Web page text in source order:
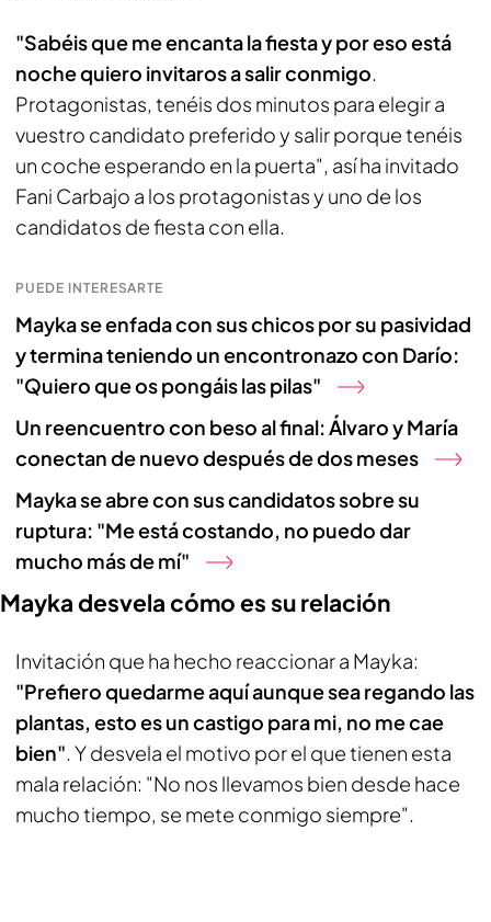
"Sabéis que me encanta la fiesta y por eso está
noche quiero invitaros a salir conmigo.
Protagonistas, tenéis dos minutos para elegir a
vuestro candidato preferido y salir porque tenéis
un coche esperando en la puerta", así ha invitado
Fani Carbajo a los protagonistas y uno de los
candidatos de fiesta con ella.
PUEDE INTERESARTE
Mayka se enfada con sus chicos por su pasividad
y termina teniendo un encontronazo con Darío:
"Quiero que os pongáis las pilas"
Un reencuentro con beso al final: Álvaro y María
conectan de nuevo después de dos meses
Mayka se abre con sus candidatos sobre su
ruptura: "Me está costando, no puedo dar
mucho más de mí"
Mayka desvela cómo es su relación
Invitación que ha hecho reaccionar a Mayka:
"Prefiero quedarme aquí aunque sea regando las
plantas, esto es un castigo para mi, no me cae
bien". Y desvela el motivo por el que tienen esta
mala relación: "No nos llevamos bien desde hace
mucho tiempo, se mete conmigo siempre".